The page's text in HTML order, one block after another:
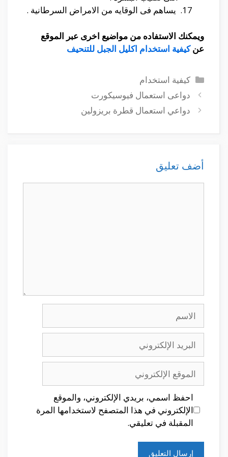
يساهم فى الوقايه من الامراض السرطانية .
ويمكنك الاستفاده من مواضيع اخرى عبر الموقع
عنكيفية استخدام اكليل الجبل للتنحيف
التصنيفات
كيفية استخدام
دواعى استعمال فيوسيكورت
دواعي استعمال قطرة بريزولين
أضف تعليق
الإلكتروني
الإلكتروني
احفظ اسمي، بريدي الإلكتروني، والموقع
الإلكتروني في هذا المتصفح لاستخدامها المرة
المقبلة في تعليقي.